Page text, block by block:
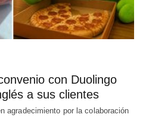
con Duolingo
a sus clientes
agradecimiento por la colaboración